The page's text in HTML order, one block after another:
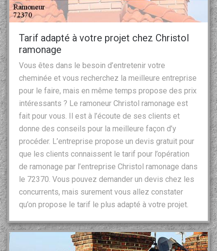
Tarif adapté à votre projet chez Christol
ramonage
Vous êtes dans le besoin d’entretenir votre
cheminée et vous recherchez la meilleure entreprise
pour le faire, mais en même temps propose des prix
intéressants ? Le ramoneur Christol ramonage est
fait pour vous. Il est à l’écoute de ses clients et
donne des conseils pour la meilleure façon d’y
procéder. L’entreprise propose un devis gratuit pour
que les clients connaissent le tarif pour l’opération
de ramonage par l’entreprise Christol ramonage dans
le 72370. Vous pouvez demander un devis chez les
concurrents, mais surement vous allez constater
qu’on propose le tarif le plus adapté à votre projet.